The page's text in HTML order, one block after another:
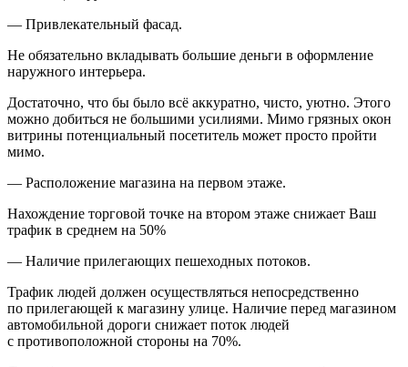
— Привлекательный фасад.
Не обязательно вкладывать большие деньги в оформление
наружного интерьера.
Достаточно, что бы было всё аккуратно, чисто, уютно. Этого
можно добиться не большими усилиями. Мимо грязных окон
витрины потенциальный посетитель может просто пройти
мимо.
— Расположение магазина на первом этаже.
Нахождение торговой точке на втором этаже снижает Ваш
трафик в среднем на 50%
— Наличие прилегающих пешеходных потоков.
Трафик людей должен осуществляться непосредственно
по прилегающей к магазину улице. Наличие перед магазином
автомобильной дороги снижает поток людей
с противоположной стороны на 70%.